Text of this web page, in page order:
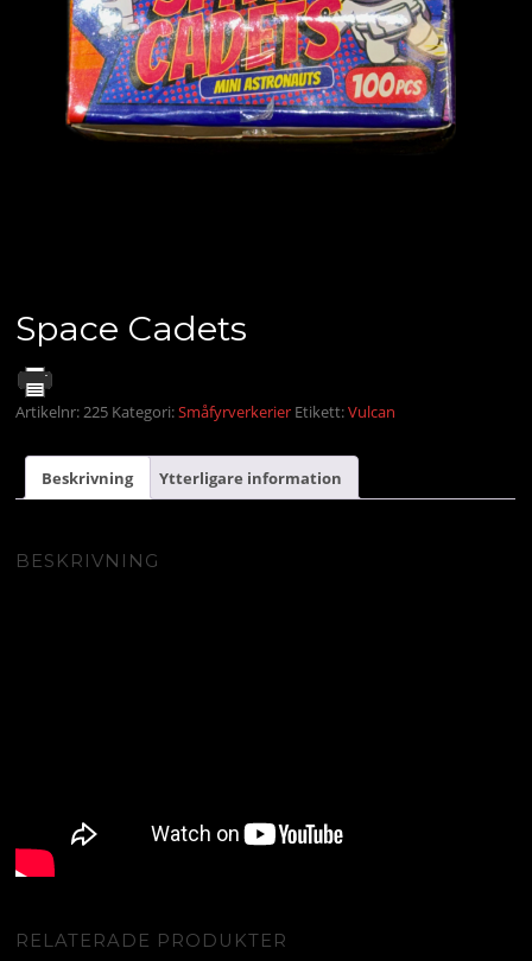
Space Cadets
Artikelnr:225 Kategori:Småfyrverkerier Etikett:Vulcan
Beskrivning Ytterligare information
BESKRIVNING
RELATERADE PRODUKTER